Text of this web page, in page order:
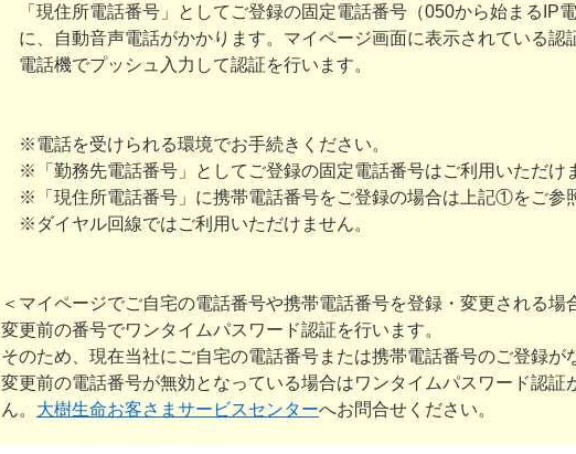
「現住所電話番号」としてご登録の固定電話番号（050から始まるIP電
に、自動音声電話がかかります。マイページ画面に表示されている認
電話機でプッシュ入力して認証を行います。
※電話を受けられる環境でお手続きください。
※「勤務先電話番号」としてご登録の固定電話番号はご利用いただけ
※「現住所電話番号」に携帯電話番号をご登録の場合は上記①をご参
※ダイヤル回線ではご利用いただけません。
＜マイページでご自宅の電話番号や携帯電話番号を登録・変更される場
変更前の番号でワンタイムパスワード認証を行います。
そのため、現在当社にご自宅の電話番号または携帯電話番号のご登録が
変更前の電話番号が無効となっている場合はワンタイムパスワード認証
ん。 大樹生命お客さまサービスセンターへお問合せください。